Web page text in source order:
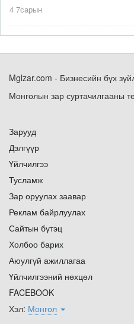
4 7сарын
Mglzar.com - Бизнесийн бүх
Монголын зар суртачилгааны
Зарууд
Дэлгүүр
Үйлчилгээ
Тусламж
Зар оруулах заавар
Реклам байрлуулах
Сайтын бүтэц
Холбоо барих
Аюулгүй ажиллагаа
Үйлчилгээний нөхцөл
FACEBOOK
Хэл: Монгол